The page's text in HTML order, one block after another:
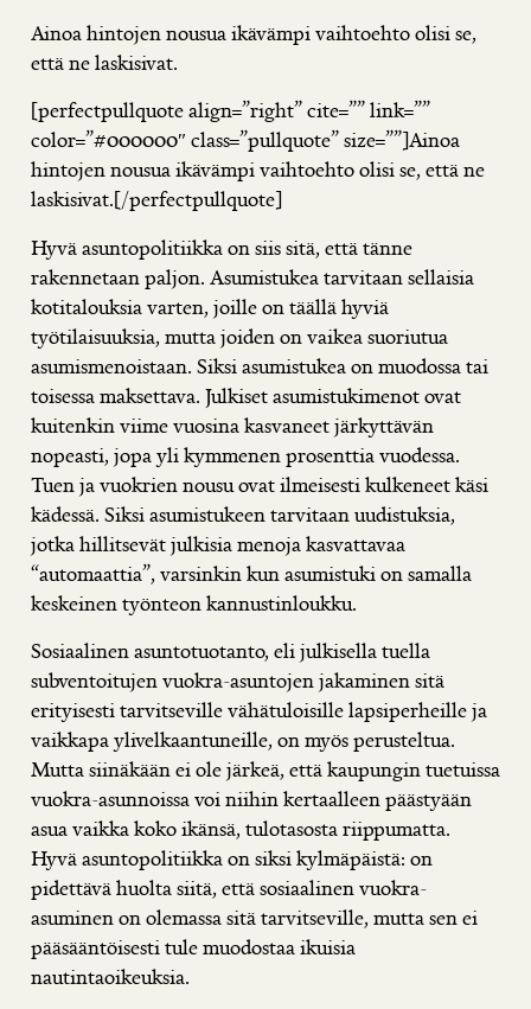
Ainoa hintojen nousua ikävämpi vaihtoehto olisi se,
että ne laskisivat.
[perfectpullquote align=”right” cite=”” link=””
color=”#000000″ class=”pullquote” size=””]Ainoa
hintojen nousua ikävämpi vaihtoehto olisi se, että ne
laskisivat.[/perfectpullquote]
Hyvä asuntopolitiikka on siis sitä, että tänne
rakennetaan paljon. Asumistukea tarvitaan sellaisia
kotitalouksia varten, joille on täällä hyviä
työtilaisuuksia, mutta joiden on vaikea suoriutua
asumismenoistaan. Siksi asumistukea on muodossa tai
toisessa maksettava. Julkiset asumistukimenot ovat
kuitenkin viime vuosina kasvaneet järkyttävän
nopeasti, jopa yli kymmenen prosenttia vuodessa.
Tuen ja vuokrien nousu ovat ilmeisesti kulkeneet käsi
kädessä. Siksi asumistukeen tarvitaan uudistuksia,
jotka hillitsevät julkisia menoja kasvattavaa
“automaattia”, varsinkin kun asumistuki on samalla
keskeinen työnteon kannustinloukku.
Sosiaalinen asuntotuotanto, eli julkisella tuella
subventoitujen vuokra-asuntojen jakaminen sitä
erityisesti tarvitseville vähätuloisille lapsiperheille ja
vaikkapa ylivelkaantuneille, on myös perusteltua.
Mutta siinäkään ei ole järkeä, että kaupungin tuetuissa
vuokra-asunnoissa voi niihin kertaalleen päästyään
asua vaikka koko ikänsä, tulotasosta riippumatta.
Hyvä asuntopolitiikka on siksi kylmäpäistä: on
pidettävä huolta siitä, että sosiaalinen vuokra-
asuminen on olemassa sitä tarvitseville, mutta sen ei
pääsääntöisesti tule muodostaa ikuisia
nautintaoikeuksia.